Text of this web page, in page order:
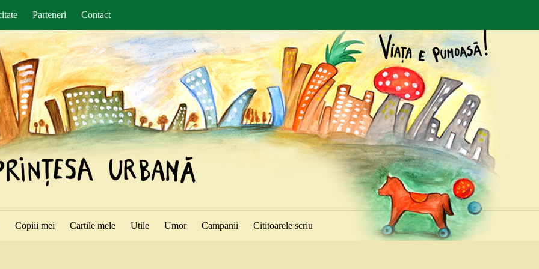
Parteneri Contact
Copiii mei Cartile mele Utile Umor Campanii Cititoarele scriu